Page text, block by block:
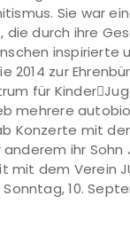
Sie war
durch ihre
inspirierte
2014 zur
für
mehrere
Konzerte mit der
ihr Sohn
mit dem Verein
10.